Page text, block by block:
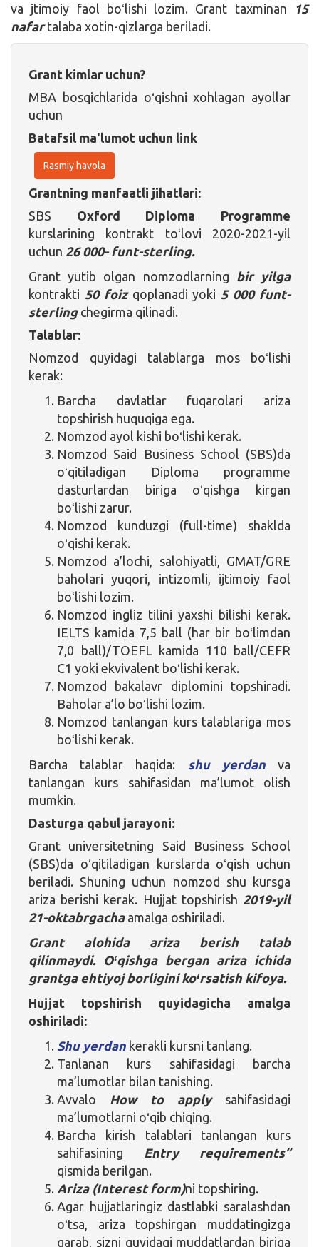
va jtimoiy faol boʻlishi lozim. Grant taxminan
15
nafartalaba xotin-qizlarga beriladi.
Grant kimlar uchun?
MBA bosqichlarida oʻqishni xohlagan ayollar
uchun
Batafsil ma'lumot uchun link
Rasmiy havola
Grantning manfaatli jihatlari:
SBS Oxford Diploma Programme
kurslarining kontrakt toʻlovi 2020-2021-yil
uchun 26 000- funt-sterling.
Grant yutib olgan nomzodlarning
bir yilga
kontrakti 50 foiz qoplanadi yoki 5 000 funt-
sterling chegirma qilinadi.
Talablar:
Nomzod quyidagi talablarga mos boʻlishi
kerak:
Barcha davlatlar fuqarolari ariza
topshirish huquqiga ega.
Nomzod ayol kishi boʻlishi kerak.
Nomzod Said Business School (SBS)da
oʻqitiladigan Diploma programme
dasturlardan biriga oʻqishga kirgan
boʻlishi zarur.
Nomzod kunduzgi (full-time) shaklda
oʻqishi kerak.
Nomzod a’lochi, salohiyatli, GMAT/GRE
baholari yuqori, intizomli, ijtimoiy faol
boʻlishi lozim.
Nomzod ingliz tilini yaxshi bilishi kerak.
IELTS kamida 7,5 ball (har bir boʻlimdan
7,0 ball)/TOEFL kamida 110 ball/CEFR
C1 yoki ekvivalent boʻlishi kerak.
Nomzod bakalavr diplomini topshiradi.
Baholar a’lo boʻlishi lozim.
Nomzod tanlangan kurs talablariga mos
boʻlishi kerak.
Barcha talablar haqida: shu yerdanva
tanlangan kurs sahifasidan ma’lumot olish
mumkin.
Dasturga qabul jarayoni:
Grant universitetning Said Business School
(SBS)da oʻqitiladigan kurslarda oʻqish uchun
beriladi. Shuning uchun nomzod shu kursga
ariza berishi kerak. Hujjat topshirish 2019-yil
21-oktabrgachaamalga oshiriladi.
Grant alohida ariza berish talab
qilinmaydi. Oʻqishga bergan ariza ichida
grantga ehtiyoj borligini koʻrsatish kifoya.
Hujjat topshirish quyidagicha amalga
oshiriladi:
Shu yerdan kerakli kursni tanlang.
Tanlanan kurs sahifasidagi barcha
ma’lumotlar bilan tanishing.
Avvalo How to applysahifasidagi
ma’lumotlarni oʻqib chiqing.
Barcha kirish talablari tanlangan kurs
sahifasining Entry requirements”
qismida berilgan.
Ariza (Interest form)ni topshiring.
Agar hujjatlaringiz dastlabki saralashdan
oʻtsa, ariza topshirgan muddatingizga
qarab, sizni quyidagi muddatlardan biriga